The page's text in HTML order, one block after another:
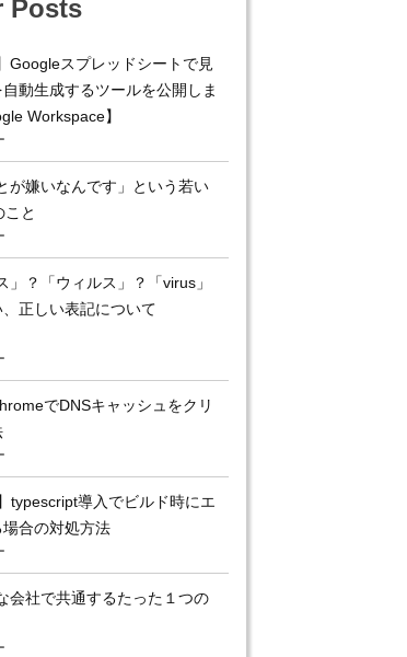
Posts
Googleスプレッドシートで見
動生成するツールを公開しま
Workspace】
が嫌いなんです」という若い
こと
」？「ウィルス」？「virus」
正しい表記について
でDNSキャッシュをクリ
typescript導入でビルド時にエ
合の対処方法
会社で共通するたった１つの